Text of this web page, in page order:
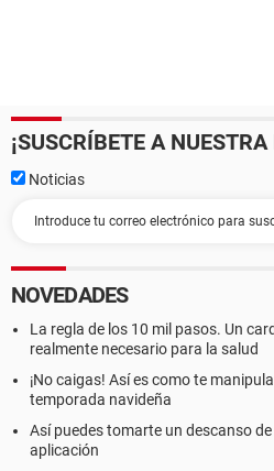
¡SUSCRÍBETE A
Noticias
NOVEDADES
La regla de los 10 mil pasos. Un
realmente necesario para la salud
¡No caigas! Así es como te
temporada navideña
Así puedes tomarte un descanso
aplicación